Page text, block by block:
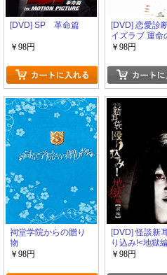
[DVD] SP 革命篇
￥98円
[DVD] 恋愛診
イズラブ 運命
ウ
￥98円
祠堂学院からの贈り
物
￥98円
[DVD] 怪談新
り込み!<地獄
￥98円